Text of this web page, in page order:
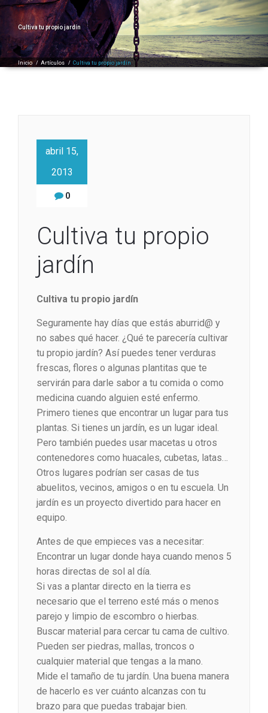
Cultiva tu propio jardín
Inicio / Artículos / Cultiva tu propio jardín
abril 15,
2013
0
Cultiva tu propio
jardín
Cultiva tu propio jardín
Seguramente hay días que estás aburrid@ y
no sabes qué hacer. ¿Qué te parecería cultivar
tu propio jardín? Así puedes tener verduras
frescas, flores o algunas plantitas que te
servirán para darle sabor a tu comida o como
medicina cuando alguien esté enfermo.
Primero tienes que encontrar un lugar para tus
plantas. Si tienes un jardín, es un lugar ideal.
Pero también puedes usar macetas u otros
contenedores como huacales, cubetas, latas…
Otros lugares podrían ser casas de tus
abuelitos, vecinos, amigos o en tu escuela. Un
jardín es un proyecto divertido para hacer en
equipo.
Antes de que empieces vas a necesitar:
Encontrar un lugar donde haya cuando menos 5
horas directas de sol al día.
Si vas a plantar directo en la tierra es
necesario que el terreno esté más o menos
parejo y limpio de escombro o hierbas.
Buscar material para cercar tu cama de cultivo.
Pueden ser piedras, mallas, troncos o
cualquier material que tengas a la mano.
Mide el tamaño de tu jardín. Una buena manera
de hacerlo es ver cuánto alcanzas con tu
brazo para que puedas trabajar bien.